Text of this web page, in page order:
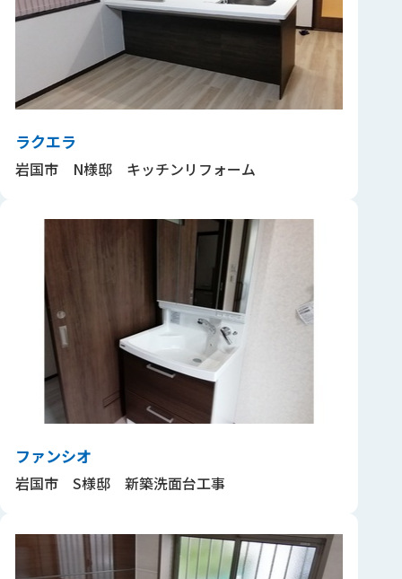
ラクエラ
岩国市 N様邸 キッチンリフォーム
ファンシオ
岩国市 S様邸 新築洗面台工事